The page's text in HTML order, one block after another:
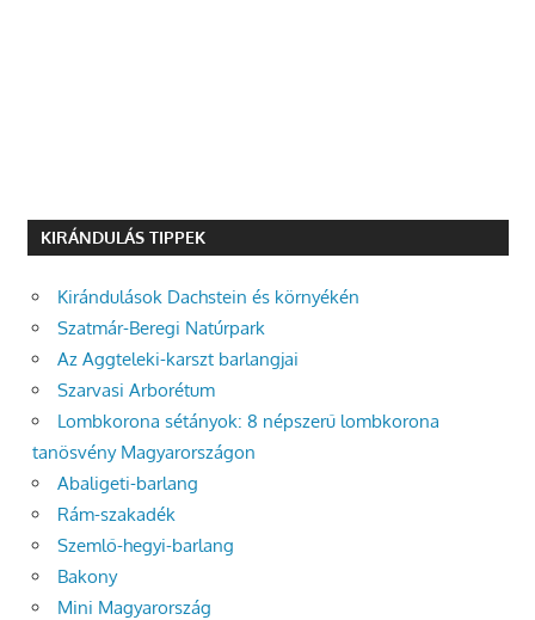
KIRÁNDULÁS TIPPEK
Kirándulások Dachstein és környékén
Szatmár-Beregi Natúrpark
Az Aggteleki-karszt barlangjai
Szarvasi Arborétum
Lombkorona sétányok: 8 népszerű lombkorona
tanösvény Magyarországon
Abaligeti-barlang
Rám-szakadék
Szemlő-hegyi-barlang
Bakony
Mini Magyarország